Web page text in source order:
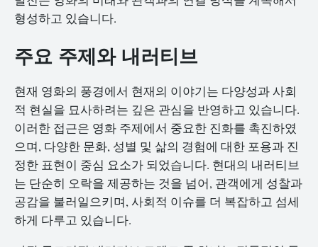
형성하고 있습니다.
주요 주제와 내러티브
현재 영화의 풍경에서 현재의 이야기는 다양성과 사회
적 현실을 묘사하려는 깊은 관심을 반영하고 있습니다.
이러한 접근은 영화 주제에서 중요한 진화를 촉진하였
으며, 다양한 문화, 성별 및 삶의 경험에 대한 포용과 진
정한 표현이 중심 요소가 되었습니다. 현대의 내러티브
는 단순히 오락을 제공하는 것을 넘어, 관객에게 성찰과
공감을 불러일으키며, 사회적 이슈를 더 복잡하고 섬세
하게 다루고 있습니다.